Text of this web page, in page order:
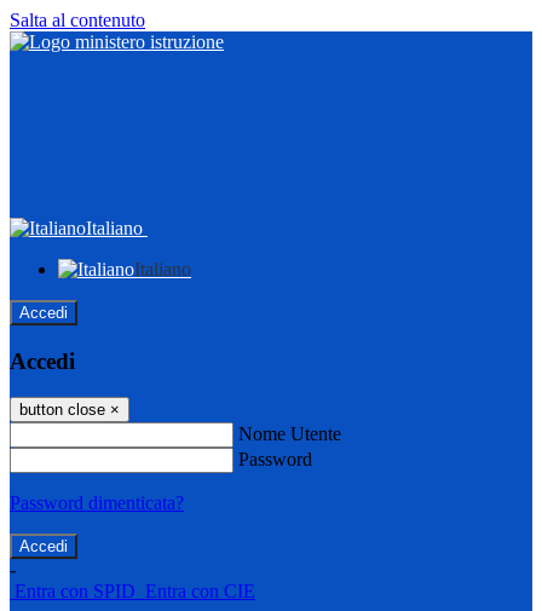
Salta al contenuto
Italiano
Italiano
Accedi
Accedi
button close ×
Nome Utente
Password
Password dimenticata?
-
Entra con SPID Entra con CIE